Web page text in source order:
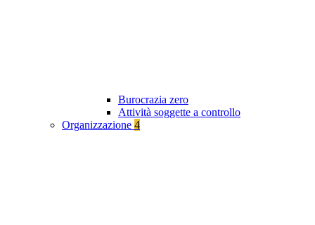
Burocrazia zero
Attività soggette a controllo
Organizzazione 4